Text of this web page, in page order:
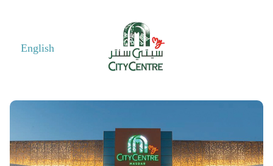
English